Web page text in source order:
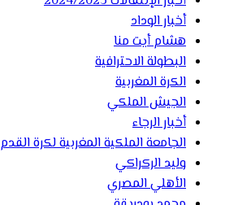
أخبار الوداد
هشام أيت منا
البطولة الاحترافية
الكرة المغربية
الجيش الملكي
أخبار الرجاء
الجامعة الملكية المغربية لكرة القدم
وليد الركراكي
الأهلي المصري